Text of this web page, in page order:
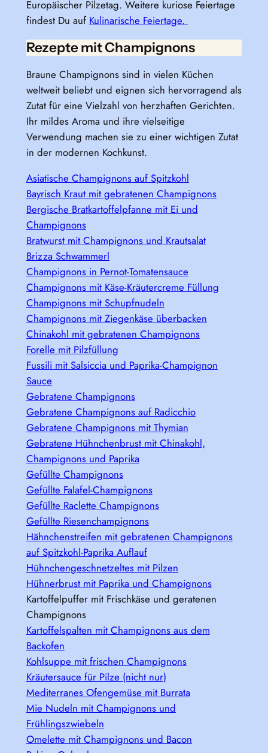
Europäischer Pilzetag. Weitere kuriose Feiertage
findest Du auf Kulinarische Feiertage.
Rezepte mit Champignons
Braune Champignons sind in vielen Küchen
weltweit beliebt und eignen sich hervorragend als
Zutat für eine Vielzahl von herzhaften Gerichten.
Ihr mildes Aroma und ihre vielseitige
Verwendung machen sie zu einer wichtigen Zutat
in der modernen Kochkunst.
Asiatische Champignons auf Spitzkohl
Bayrisch Kraut mit gebratenen Champignons
Bergische Bratkartoffelpfanne mit Ei und
Champignons
Bratwurst mit Champignons und Krautsalat
Brizza Schwammerl
Champignons in Pernot-Tomatensauce
Champignons mit Käse-Kräutercreme Füllung
Champignons mit Schupfnudeln
Champignons mit Ziegenkäse überbacken
Chinakohl mit gebratenen Champignons
Forelle mit Pilzfüllung
Fussili mit Salsiccia und Paprika-Champignon
Sauce
Gebratene Champignons
Gebratene Champignons auf Radicchio
Gebratene Champignons mit Thymian
Gebratene Hühnchenbrust mit Chinakohl,
Champignons und Paprika
Gefüllte Champignons
Gefüllte Falafel-Champignons
Gefüllte Raclette Champignons
Gefüllte Riesenchampignons
Hähnchenstreifen mit gebratenen Champignons
auf Spitzkohl-Paprika Auflauf
Hühnchengeschnetzeltes mit Pilzen
Hühnerbrust mit Paprika und Champignons
Kartoffelpuffer mit Frischkäse und geratenen
Champignons
Kartoffelspalten mit Champignons aus dem
Backofen
Kohlsuppe mit frischen Champignons
Kräutersauce für Pilze (nicht nur)
Mediterranes Ofengemüse mit Burrata
Mie Nudeln mit Champignons und
Frühlingszwiebeln
Omelette mit Champignons und Bacon